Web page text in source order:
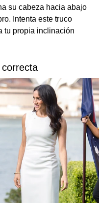
su cabeza hacia abajo
Intenta este truco
tu propia inclinación